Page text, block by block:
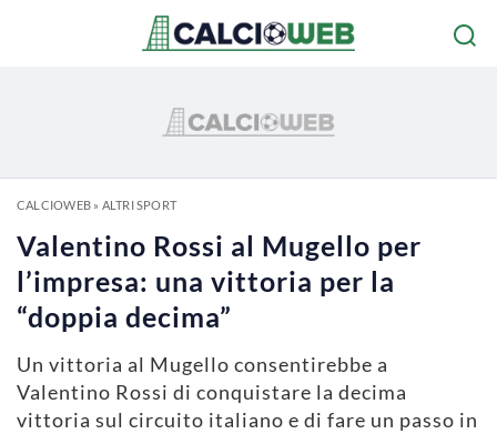
CALCIOWEB» ALTRI SPORT
Valentino Rossi al Mugello per
l’impresa: una vittoria per la
“doppia decima”
Un vittoria al Mugello consentirebbe a
Valentino Rossi di conquistare la decima
vittoria sul circuito italiano e di fare un passo in